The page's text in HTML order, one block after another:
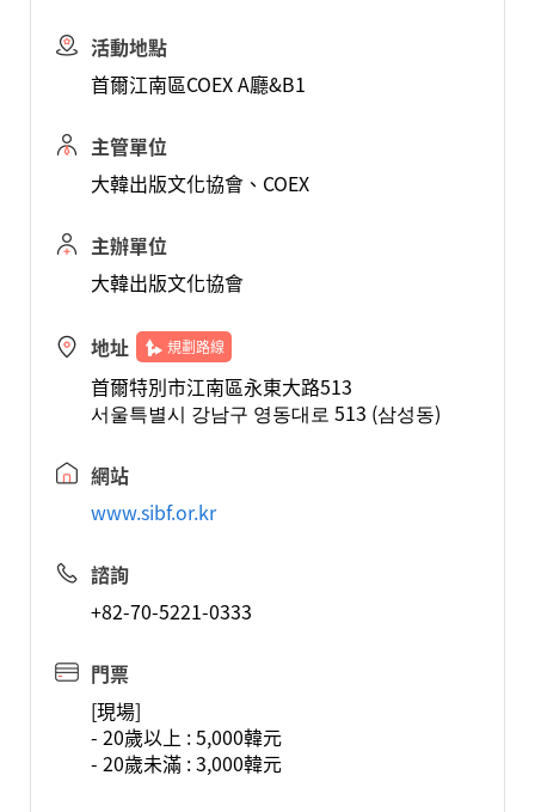
活動地點
首爾江南區COEX A廳&B1
主管單位
大韓出版文化協會、COEX
主辦單位
大韓出版文化協會
地址 規劃路線
首爾特別市江南區永東大路513
서울특별시 강남구 영동대로 513 (삼성동)
網站
www.sibf.or.kr
諮詢
+82-70-5221-0333
門票
[現場]
- 20歲以上 : 5,000韓元
- 20歲未滿 : 3,000韓元